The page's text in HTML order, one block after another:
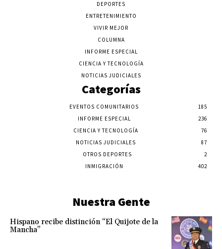
DEPORTES
ENTRETENIMIENTO
VIVIR MEJOR
COLUMNA
INFORME ESPECIAL
CIENCIA Y TECNOLOGÍA
NOTICIAS JUDICIALES
Categorías
EVENTOS COMUNITARIOS
185
INFORME ESPECIAL
236
CIENCIA Y TECNOLOGÍA
76
NOTICIAS JUDICIALES
87
OTROS DEPORTES
2
INMIGRACIÓN
402
Nuestra Gente
Hispano recibe distinción “El Quijote de la
Mancha”